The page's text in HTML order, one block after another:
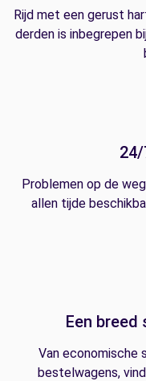
Rijd met een gerust
derden is inbegrepen
Problemen op de
allen tijde
Een breed
Van economische
bestelwagens,